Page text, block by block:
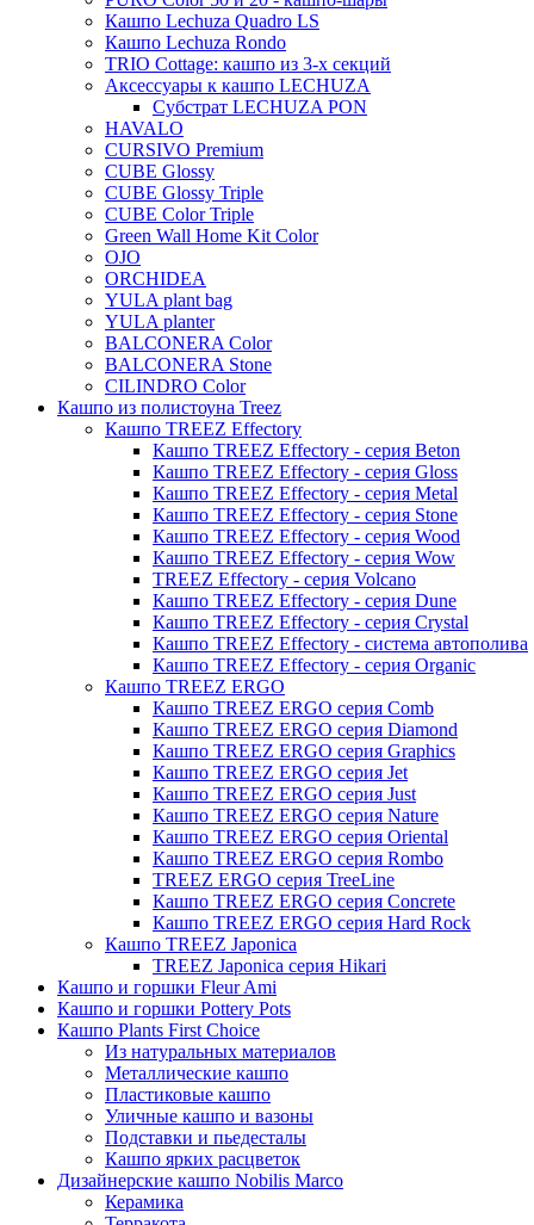
Страйпс (Stripes)
Энкиантус (Enkianthus)
Падуб (Ilex)
Лавр (Laurus)
Стрелиция (Strelitzia)
Трахикарпус (Trachycarpus)
Вашингтония (Washingtonia)
Promo
Cascara
Multivorm
Faz
Organic
Vogue
Platinum
Refined retro
Ridged
Rough
Stone
Urban
Dian
Unique
Static
Manon
Ryan
Suze
Lindy
Karlijn
Mees
Moda
Кашпо Lechuza Quadro LS
Кашпо Lechuza Rondo
TRIO Cottage: кашпо из 3-х секций
Аксессуары к кашпо LECHUZA
Субстрат LECHUZA PON
HAVALO
CURSIVO Premium
CUBE Glossy
CUBE Glossy Triple
CUBE Color Triple
Green Wall Home Kit Color
OJO
ORCHIDEA
YULA plant bag
YULA planter
BALCONERA Color
BALCONERA Stone
CILINDRO Color
Кашпо из полистоуна Treez
Кашпо TREEZ Effectory
Кашпо TREEZ Effectory - серия Beton
Кашпо TREEZ Effectory - серия Gloss
Кашпо TREEZ Effectory - серия Metal
Кашпо TREEZ Effectory - серия Stone
Кашпо TREEZ Effectory - серия Wood
Кашпо TREEZ Effectory - серия Wow
TREEZ Effectory - серия Volcano
Кашпо TREEZ Effectory - серия Dune
Кашпо TREEZ Effectory - серия Crystal
Кашпо TREEZ Effectory - система автополива
Кашпо TREEZ Effectory - серия Organic
Кашпо TREEZ ERGO
Кашпо TREEZ ERGO серия Comb
Кашпо TREEZ ERGO серия Diamond
Кашпо TREEZ ERGO серия Graphics
Кашпо TREEZ ERGO серия Jet
Кашпо TREEZ ERGO серия Just
Кашпо TREEZ ERGO серия Nature
Кашпо TREEZ ERGO серия Oriental
Кашпо TREEZ ERGO серия Rombo
TREEZ ERGO серия TreeLine
Кашпо TREEZ ERGO серия Concrete
Кашпо TREEZ ERGO серия Hard Rock
Кашпо TREEZ Japonica
TREEZ Japonica серия Hikari
Кашпо и горшки Fleur Ami
Кашпо и горшки Pottery Pots
Кашпо Plants First Choice
Из натуральных материалов
Металлические кашпо
Пластиковые кашпо
Уличные кашпо и вазоны
Подставки и пьедесталы
Кашпо ярких расцветок
Дизайнерские кашпо Nobilis Marco
Керамика